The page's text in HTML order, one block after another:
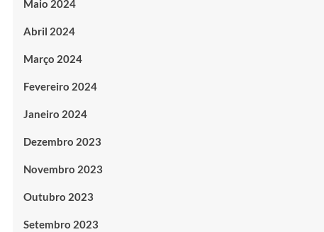
Maio 2024
Abril 2024
Março 2024
Fevereiro 2024
Janeiro 2024
Dezembro 2023
Novembro 2023
Outubro 2023
Setembro 2023